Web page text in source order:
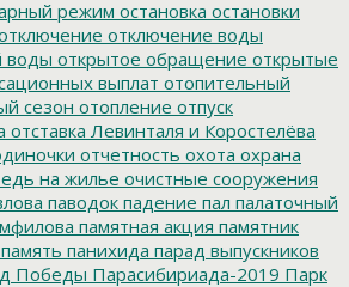
режим остановка остановки
отключение воды
воды открытое обращение открытые
выплат отопительный
сезон отопление отпуск
отставка Левинталя и Коростелёва
отчетность охота охрана
на жилье очистные сооружения
паводок падение пал палаточный
памятная акция памятник
память панихида парад выпускников
Победы Парасибириада-2019 Парк